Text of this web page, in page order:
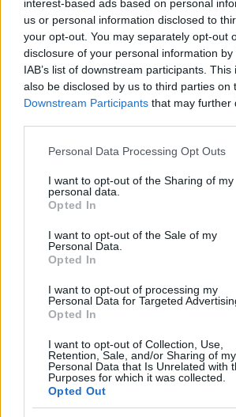
interest-based ads based on personal
us or personal information disclosed to
your opt-out. You may separately opt-out
disclosure of your personal information
IAB’s list of downstream participants.
also be disclosed by us to third parties on
Downstream Participants that may further
Please note that this website/app uses
not limited to your visit or usage
grant or deny consent to Google and its
use your data for below specified
consent section.
Personal Data Processing Opt Outs
I want to opt-out of the Sharing of my
personal data.
Opted In
I want to opt-out of the Sale of my
Personal Data.
Opted In
I want to opt-out of processing my
Personal Data for Targeted
Opted In
I want to opt-out of Collection, Use,
Retention, Sale, and/or Sharing of my
Personal Data that Is Unrelated with
Purposes for which it was collected.
Opted Out
Η συμφωνία Arval-Athlon
τον ΟΤΕ
Alpha Bank: Για πρώτη φορά το Αρχαίο
ESG Report 2025: Πώς η ΑΒ
βιωσιμότητα σε καθημερινή πράξη